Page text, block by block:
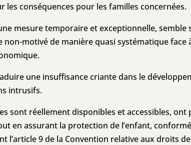
les conséquences pour les familles concernées.
mesure temporaire et exceptionnelle, semble
non-motivé de manière quasi systématique face
une insuffisance criante dans le
intrusifs.
sont réellement disponibles et accessibles,
en assurant la protection de l’enfant,
l’article 9 de la Convention relative aux droits